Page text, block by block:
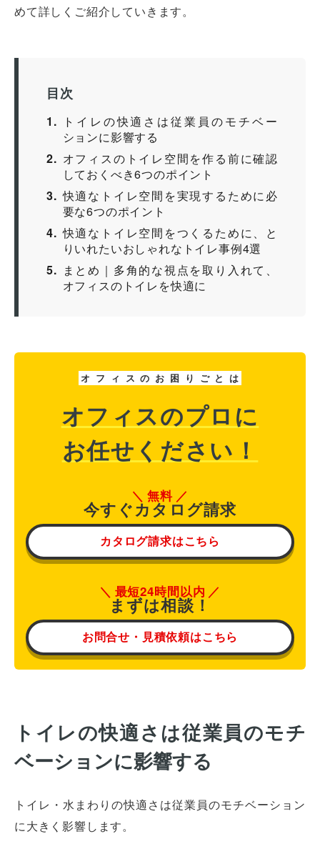
めて詳しくご紹介していきます。
目次
1
トイレの快適さは従業員のモチベー
ションに影響する
2
オフィスのトイレ空間を作る前に確認
しておくべき6つのポイント
3 快適なトイレ空間を実現するために必
要な6つのポイント
4 快適なトイレ空間をつくるために、と
りいれたいおしゃれなトイレ事例4選
5
まとめ｜多角的な視点を取り入れて、
オフィスのトイレを快適に
オ フ ィ ス の お 困 り ご と は
オフィスのプロに
お任せください！
無料
今すぐカタログ請求
カタログ請求はこちら
最短24時間以内
まずは相談！
お問合せ・見積依頼はこちら
トイレの快適さは従業員のモチ
ベーションに影響する
トイレ・水まわりの快適さは従業員のモチベーション
に大きく影響します。